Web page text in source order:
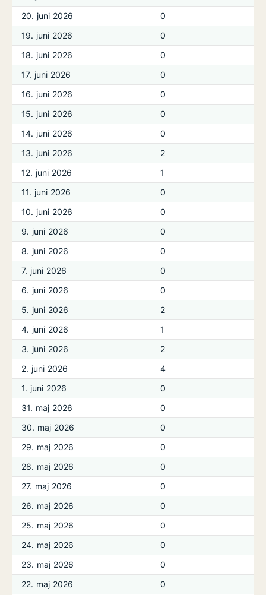
20. juni 2026
0
19. juni 2026
0
18. juni 2026
0
17. juni 2026
0
16. juni 2026
0
15. juni 2026
0
14. juni 2026
0
13. juni 2026
2
12. juni 2026
1
11. juni 2026
0
10. juni 2026
0
9. juni 2026
0
8. juni 2026
0
7. juni 2026
0
6. juni 2026
0
5. juni 2026
2
4. juni 2026
1
3. juni 2026
2
2. juni 2026
4
1. juni 2026
0
31. maj 2026
0
30. maj 2026
0
29. maj 2026
0
28. maj 2026
0
27. maj 2026
0
26. maj 2026
0
25. maj 2026
0
24. maj 2026
0
23. maj 2026
0
22. maj 2026
0